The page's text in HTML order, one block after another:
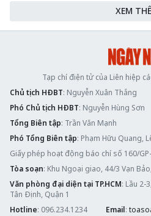
XEM
Tạp chí điện tử của Liên hiệp
Chủ tịch HĐBT: Nguyễn Xuân Thắng
Phó Chủ tịch HĐBT: Nguyễn Hùng Sơn
Tổng Biên tập: Trần Văn Mạnh
Phó Tổng Biên tập: Phạm Hữu Quang,
Giấy phép hoạt động báo chí số 160/
Tòa soạn: Khu Ngoại giao, 44/3 Vạn
Văn phòng đại diện tại TP.HCM: Lầu 2-
Tân Định, Quận 1
Hotline: 096.234.1234 Email: